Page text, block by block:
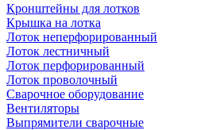
Кронштейны для лотков
Крышка на лотка
Лоток неперфорированный
Лоток лестничный
Лоток перфорированный
Лоток проволочный
Сварочное оборудование
Вентиляторы
Выпрямители сварочные